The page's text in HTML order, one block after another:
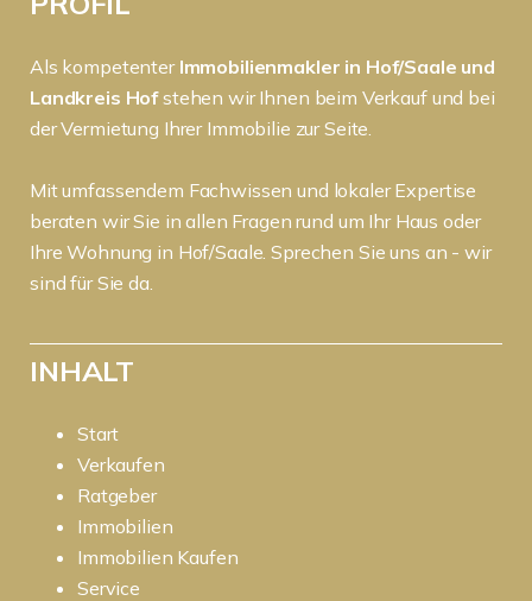
Als kompetenter Immobilienmakler in Hof/Saale und
Landkreis Hofstehen wir Ihnen beim Verkauf und bei
der Vermietung Ihrer Immobilie zur Seite.
Mit umfassendem Fachwissen und lokaler Expertise
beraten wir Sie in allen Fragen rund um Ihr Haus oder
Ihre Wohnung in Hof/Saale. Sprechen Sie uns an - wir
sind für Sie da.
INHALT
Start
Verkaufen
Ratgeber
Immobilien
Immobilien Kaufen
Service